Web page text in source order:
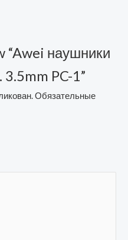
“Awei наушники
PC-1”
Обязательные